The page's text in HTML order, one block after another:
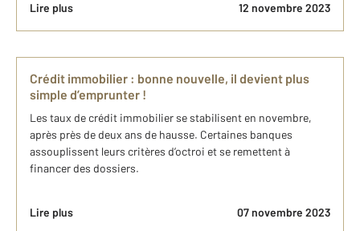
Lire plus 12 novembre 2023
Crédit immobilier : bonne nouvelle, il devient plus
simple d’emprunter !
Les taux de crédit immobilier se stabilisent en novembre,
après près de deux ans de hausse. Certaines banques
assouplissent leurs critères d’octroi et se remettent à
financer des dossiers.
Lire plus 07 novembre 2023